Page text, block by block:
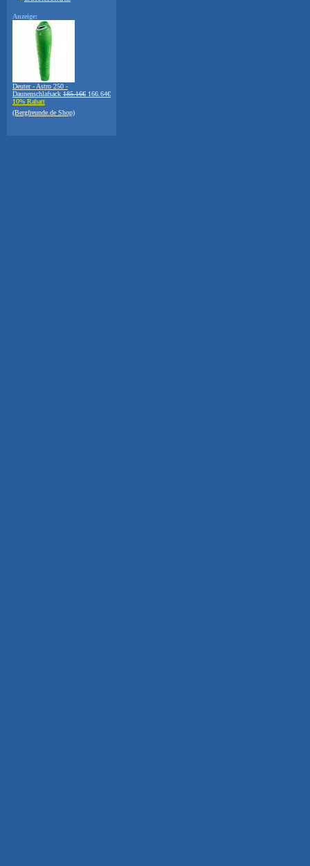
Anzeige:
Deuter - Astro 250 -
Daunenschlafsack 185.16€ 166.64€
10% Rabatt
(Bergfreunde.de Shop)